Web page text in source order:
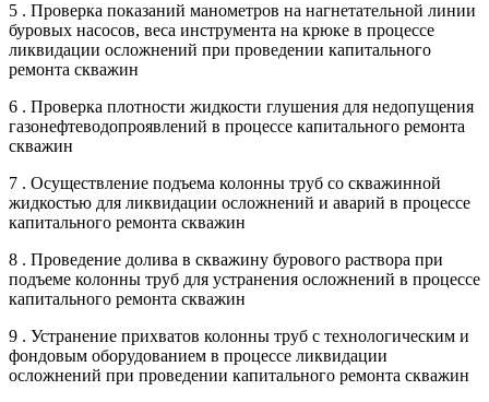
5 . Проверка показаний манометров на нагнетательной линии
буровых насосов, веса инструмента на крюке в процессе
ликвидации осложнений при проведении капитального
ремонта скважин
6 . Проверка плотности жидкости глушения для недопущения
газонефтеводопроявлений в процессе капитального ремонта
скважин
7 . Осуществление подъема колонны труб со скважинной
жидкостью для ликвидации осложнений и аварий в процессе
капитального ремонта скважин
8 . Проведение долива в скважину бурового раствора при
подъеме колонны труб для устранения осложнений в процессе
капитального ремонта скважин
9 . Устранение прихватов колонны труб с технологическим и
фондовым оборудованием в процессе ликвидации
осложнений при проведении капитального ремонта скважин